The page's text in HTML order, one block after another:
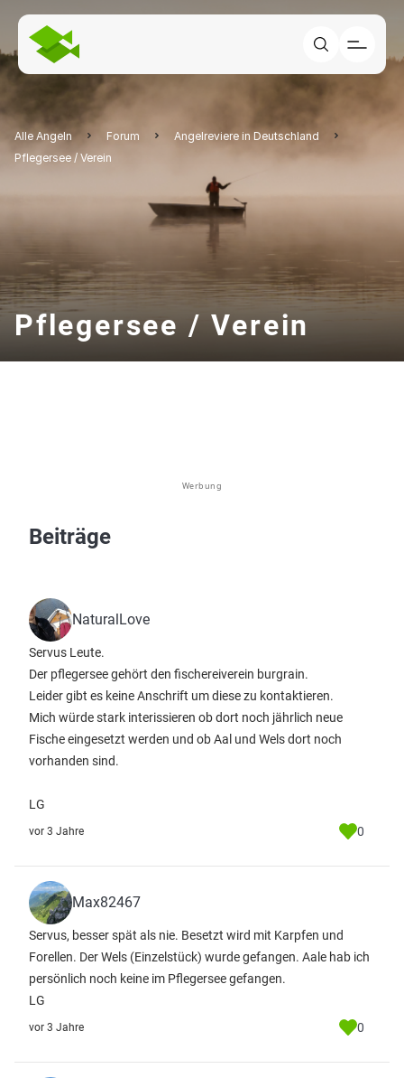
Alle Angeln Forum
Angelreviere in Deutschland
Pflegersee / Verein
Pflegersee / Verein
Werbung
Beiträge
NaturalLove
Servus Leute.
Der pflegersee gehört den fischereiverein burgrain.
Leider gibt es keine Anschrift um diese zu kontaktieren.
Mich würde stark interissieren ob dort noch jährlich neue
Fische eingesetzt werden und ob Aal und Wels dort noch
vorhanden sind.
LG
vor 3 Jahre 0
Max82467
Servus, besser spät als nie. Besetzt wird mit Karpfen und
Forellen. Der Wels (Einzelstück) wurde gefangen. Aale hab ich
persönlich noch keine im Pflegersee gefangen.
LG
vor 3 Jahre 0